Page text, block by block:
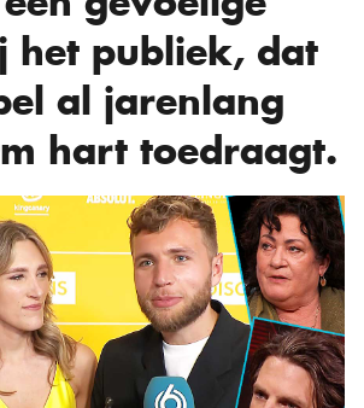
het publiek, dat
al jarenlang
hart toedraagt.